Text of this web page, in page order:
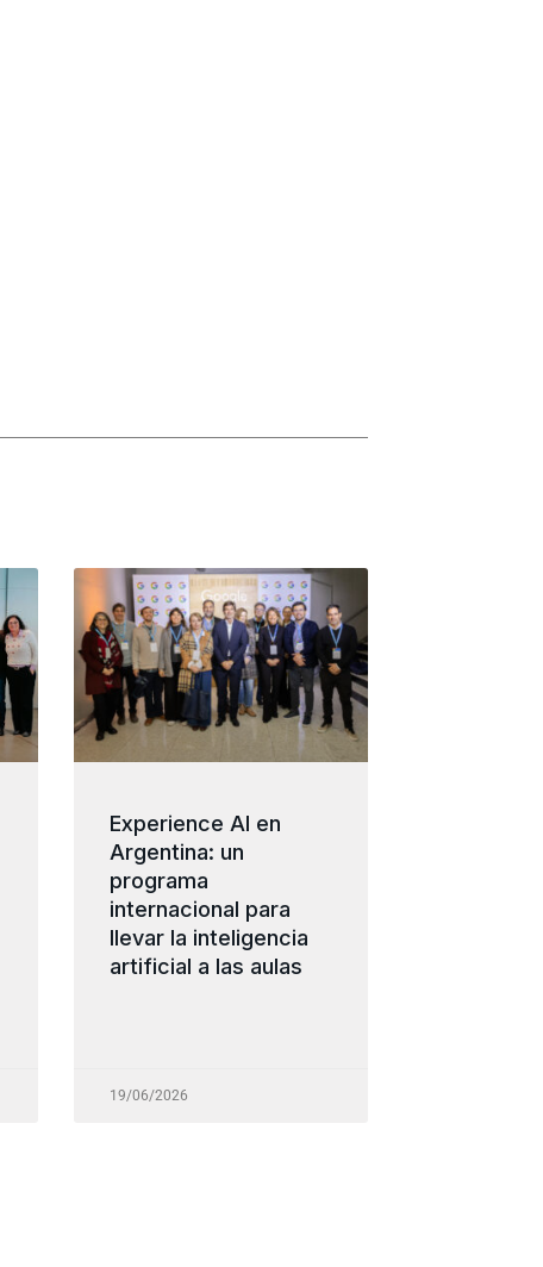
Experience AI en
Argentina: un
programa
internacional para
llevar la inteligencia
artificial a las aulas
19/06/2026